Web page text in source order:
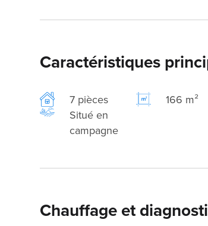
Caractéristiques
7 pièces 166 m²
Situé en
campagne
Chauffage et